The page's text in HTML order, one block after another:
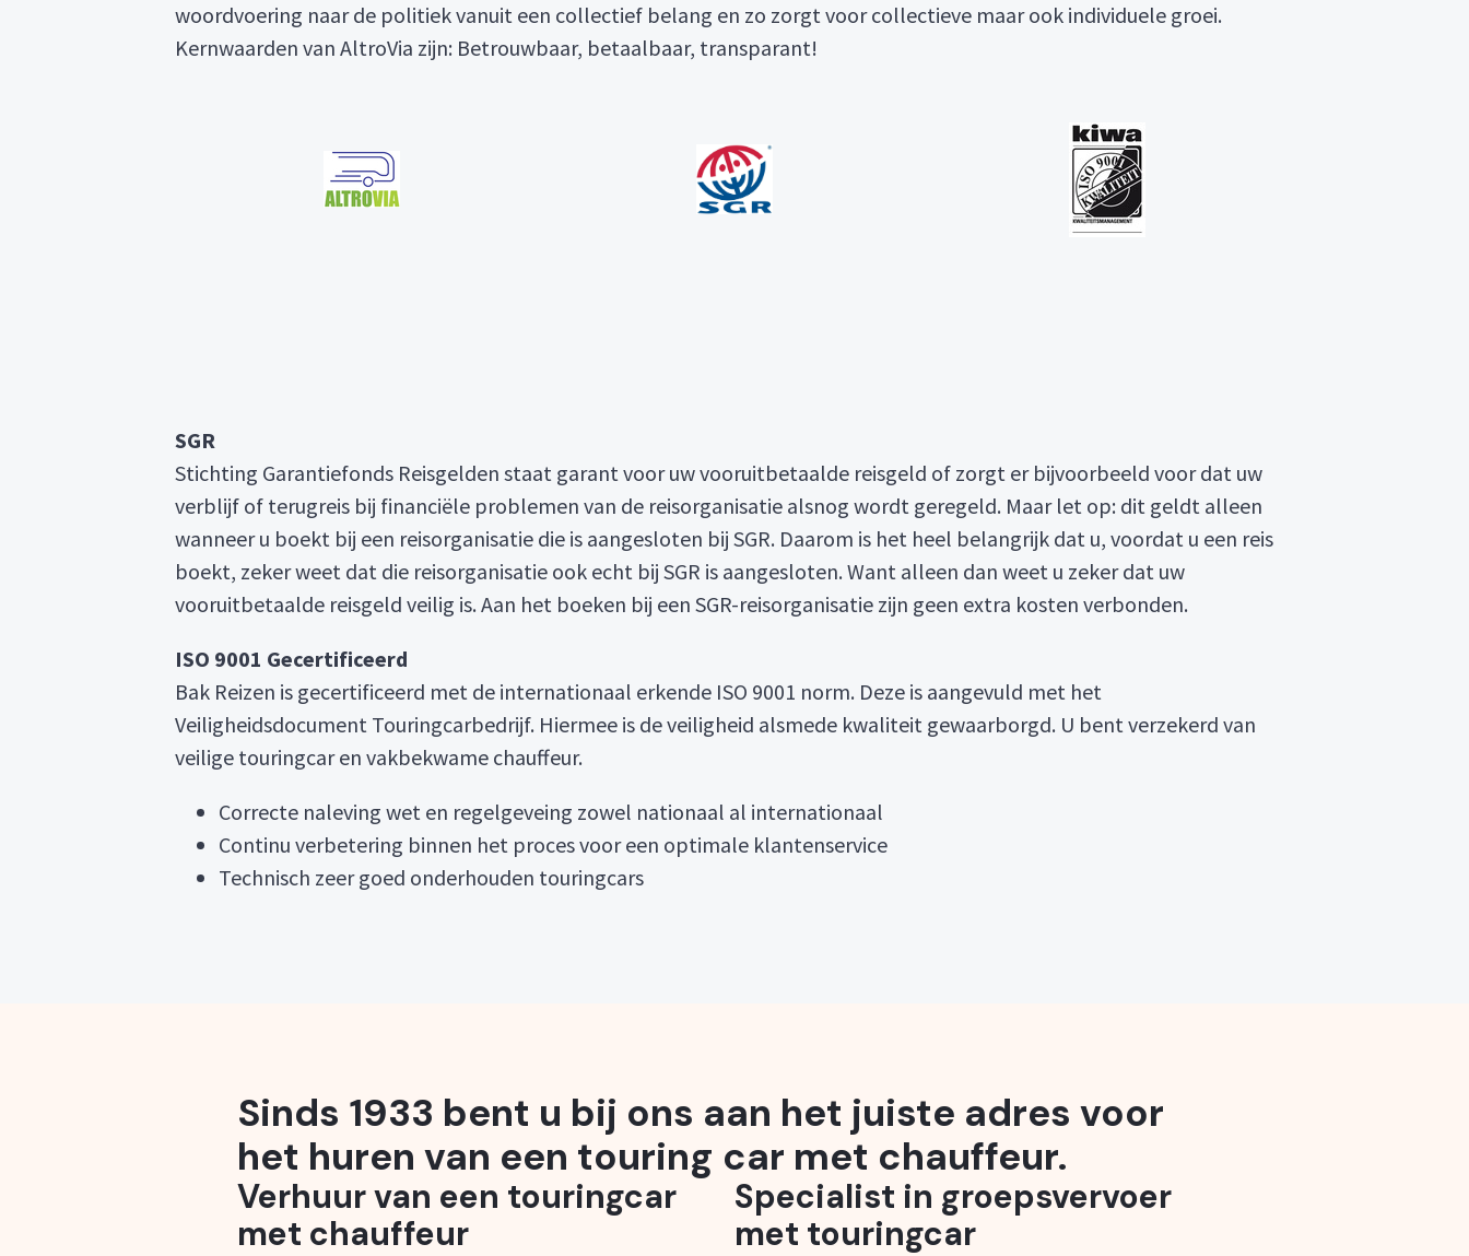
woordvoering naar de politiek vanuit een collectief belang en zo zorgt voor collectieve maar ook individuele groei.
Kernwaarden van AltroVia zijn: Betrouwbaar, betaalbaar, transparant!
SGR
Stichting Garantiefonds Reisgelden staat garant voor uw vooruitbetaalde reisgeld of zorgt er bijvoorbeeld voor dat uw
verblijf of terugreis bij financiële problemen van de reisorganisatie alsnog wordt geregeld. Maar let op: dit geldt alleen
wanneer u boekt bij een reisorganisatie die is aangesloten bij SGR. Daarom is het heel belangrijk dat u, voordat u een reis
boekt, zeker weet dat die reisorganisatie ook echt bij SGR is aangesloten. Want alleen dan weet u zeker dat uw
vooruitbetaalde reisgeld veilig is. Aan het boeken bij een SGR-reisorganisatie zijn geen extra kosten verbonden.
ISO 9001 Gecertificeerd
Bak Reizen is gecertificeerd met de internationaal erkende ISO 9001 norm. Deze is aangevuld met het
Veiligheidsdocument Touringcarbedrijf. Hiermee is de veiligheid alsmede kwaliteit gewaarborgd. U bent verzekerd van
veilige touringcar en vakbekwame chauffeur.
Correcte naleving wet en regelgeveing zowel nationaal al internationaal
Continu verbetering binnen het proces voor een optimale klantenservice
Technisch zeer goed onderhouden touringcars
Sinds 1933 bent u bij ons aan het juiste adres voor
het huren van een touring car met chauffeur.
Verhuur van een touringcar
met chauffeur
Specialist in groepsvervoer
met touringcar